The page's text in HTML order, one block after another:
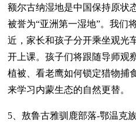
额尔古纳湿地是中国保持原状
被誉为“亚洲第一湿地”。我们
近，家长和孩子分开乘坐观光
开上课。孩子们将跟随导师观
植被、看老鹰如何锁定猎物捕
来学习内蒙生态的自然更替。
5、敖鲁古雅驯鹿部落-鄂温克